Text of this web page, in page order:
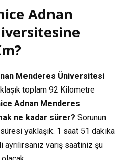
Adnan
Menderes Üniversitesi
toplam 92 Kilometre
Adnan Menderes
ne kadar sürer? Sorunun
yaklaşık. 1 saat 51 dakika
varış saatiniz şu